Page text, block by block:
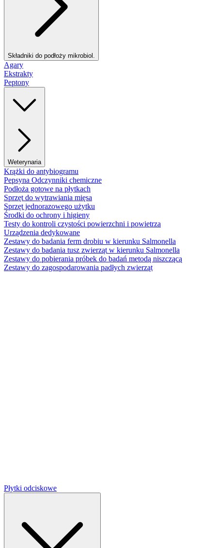
Składniki do podłoży mikrobiol.
Agary
Ekstrakty
Peptony
Weterynaria
Krążki do antybiogramu
Pepsyna Odczynniki chemiczne
Podłoża gotowe na płytkach
Sprzęt do wytrawiania mięsa
Sprzęt jednorazowego użytku
Środki do ochrony i higieny
Testy do kontroli czystości powierzchni i powietrza
Urządzenia dedykowane
Zestawy do badania ferm drobiu w kierunku Salmonella
Zestawy do badania tusz zwierząt w kierunku Salmonella
Zestawy do pobierania próbek do badań metodą niszczącą
Zestawy do zagospodarowania padłych zwierząt
Płytki odciskowe